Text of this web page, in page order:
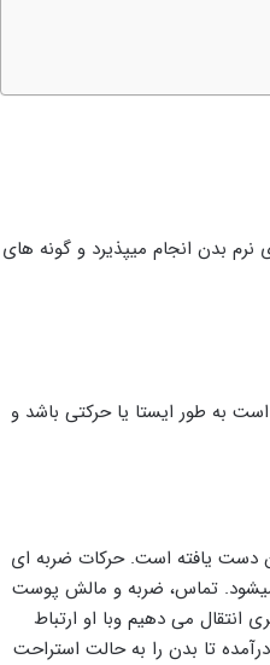
بدن انجام میپذیرد و گونه های
به طور ایستا یا حرکتی باشد و
دست یافته است. حرکات ضربه ای
میشود. تماس، ضربه و مالش پوست
می دهیم وبا او ارتباط
تا بدن را به حالت استراحت